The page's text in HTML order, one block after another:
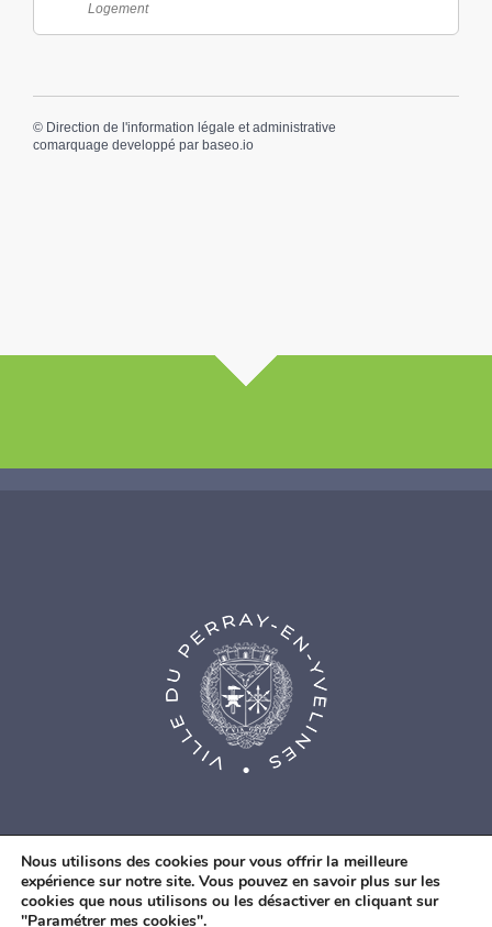
Logement
© Direction de l'information légale et administrative
comarquage developpé par baseo.io
© Agence Web Fidesio|Mentions légales|Politique de
Nous utilisons des cookies pour vous offrir la meilleure
expérience sur notre site. Vous pouvez en savoir plus sur les
cookies que nous utilisons ou les désactiver en cliquant sur
"Paramétrer mes cookies".